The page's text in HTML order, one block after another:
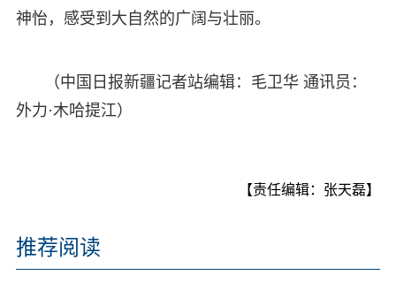
神怡，感受到大自然的广阔与壮丽。
（中国日报新疆记者站编辑：毛卫华 通讯员：
外力·木哈提江）
【责任编辑：张天磊】
推荐阅读